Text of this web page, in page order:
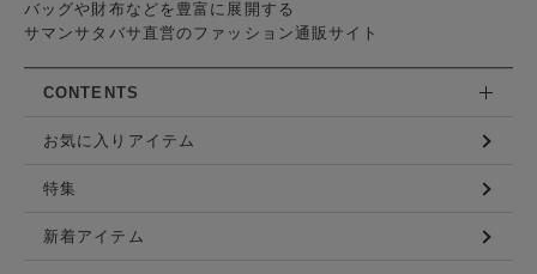
バッグや財布などを豊富に展開する
サマンサタバサ直営のファッション通販サイト
CONTENTS
お気に入りアイテム
特集
新着アイテム